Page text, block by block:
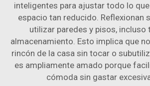
inteligentes para ajustar todo lo
espacio tan reducido. Reflexionan
utilizar paredes y pisos, incluso
almacenamiento. Esto implica que
rincón de la casa sin tocar o
es ampliamente amado porque
cómoda sin gastar